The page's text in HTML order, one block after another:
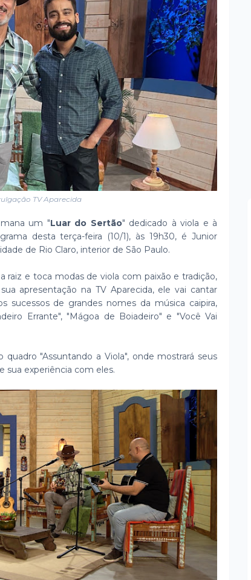
TV Aparecida
um "Luar do Sertão" dedicado à viola e à
desta terça-feira (10/1), às 19h30, é Junior
de Rio Claro, interior de São Paulo.
raiz e toca modas de viola com paixão e tradição,
apresentação na TV Aparecida, ele vai cantar
sucessos de grandes nomes da música caipira,
Errante", "Mágoa de Boiadeiro" e "Você Vai
"Assuntando a Viola", onde mostrará seus
sua experiência com eles.